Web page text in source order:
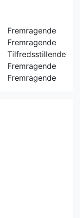
Fremragende
Fremragende
Tilfredsstillende
Fremragende
Fremragende